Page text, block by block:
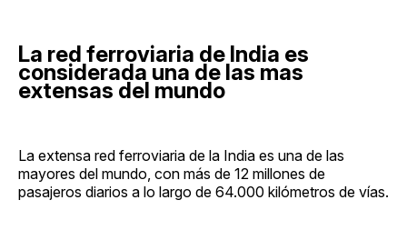
La red ferroviaria de India es
considerada una de las mas
extensas del mundo
La extensa red ferroviaria de la India es una de las
mayores del mundo, con más de 12 millones de
pasajeros diarios a lo largo de 64.000 kilómetros de vías.